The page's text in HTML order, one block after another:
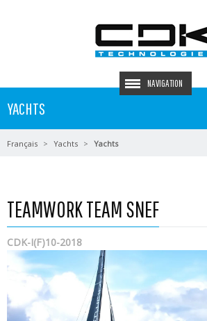
NAVIGATION
YACHTS
Français Yachts Yachts
TEAMWORK TEAM SNEF
CDK-I(F)10-2018